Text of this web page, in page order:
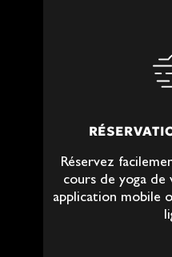
Réservez
cours de yoga
application mobile